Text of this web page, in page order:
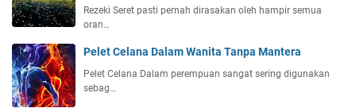
Rezeki Seret pasti pernah dirasakan oleh hampir semua
oran…
Pelet Celana Dalam Wanita Tanpa Mantera
Pelet Celana Dalam perempuan sangat sering digunakan
sebag…